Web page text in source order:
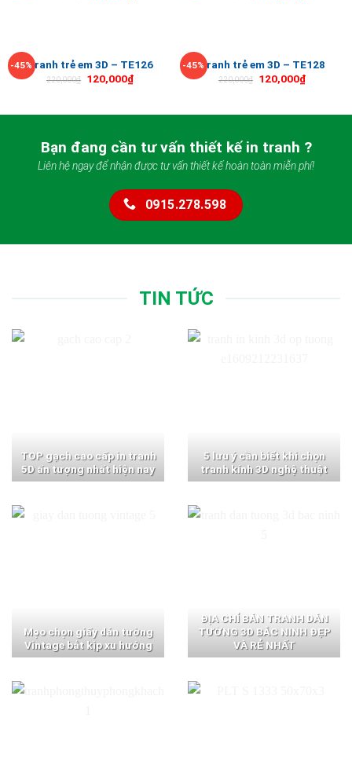
-45%Tranh trẻ em 3D – TE126
220,000₫ 120,000₫
-45%Tranh trẻ em 3D – TE128
220,000₫ 120,000₫
Bạn đang cần tư vấn thiết kế in tranh ?
Liên hệ ngay để nhận được tư vấn thiết kế hoàn toàn miễn phí!
0915.278.598
TIN TỨC
TOP gạch cao cấp in tranh
5D ấn tượng nhất hiện nay
5 lưu ý cần biết khi chọn
tranh kính 3D nghệ thuật
Mẹo chọn giấy dán tường
Vintage bắt kịp xu hướng
ĐỊA CHỈ BÁN TRANH DÁN
TƯỜNG 3D BẮC NINH ĐẸP
VÀ RẺ NHẤT